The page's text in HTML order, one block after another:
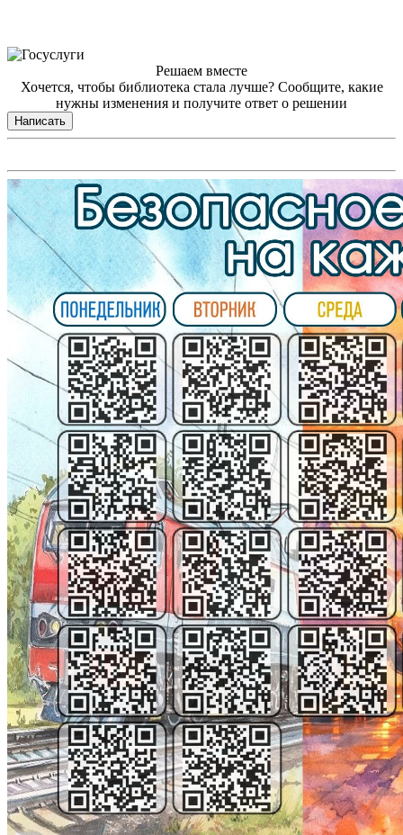
Решаем вместе
Хочется, чтобы библиотека стала лучше? Сообщите, какие
нужны изменения и получите ответ о решении
Написать